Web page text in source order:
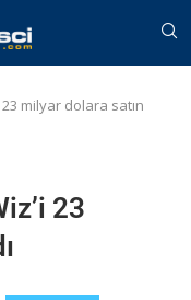
milyar dolara satın
23